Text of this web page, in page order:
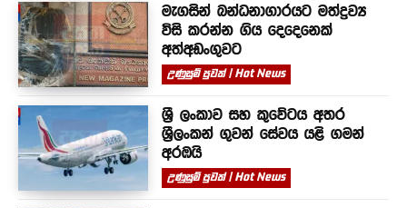
මැගසින් බන්ධනාගාරයට මත්ද්‍රව්‍ය
විසි කරන්න ගිය දෙදෙනෙක්
අත්අඩංගුවට
උණුසුම් පුවත් | Hot News
ශ්‍රී ලංකාව සහ කුවේටය අතර
ශ්‍රීලංකන් ගුවන් සේවය යළි ගමන්
අරඹයි
උණුසුම් පුවත් | Hot News